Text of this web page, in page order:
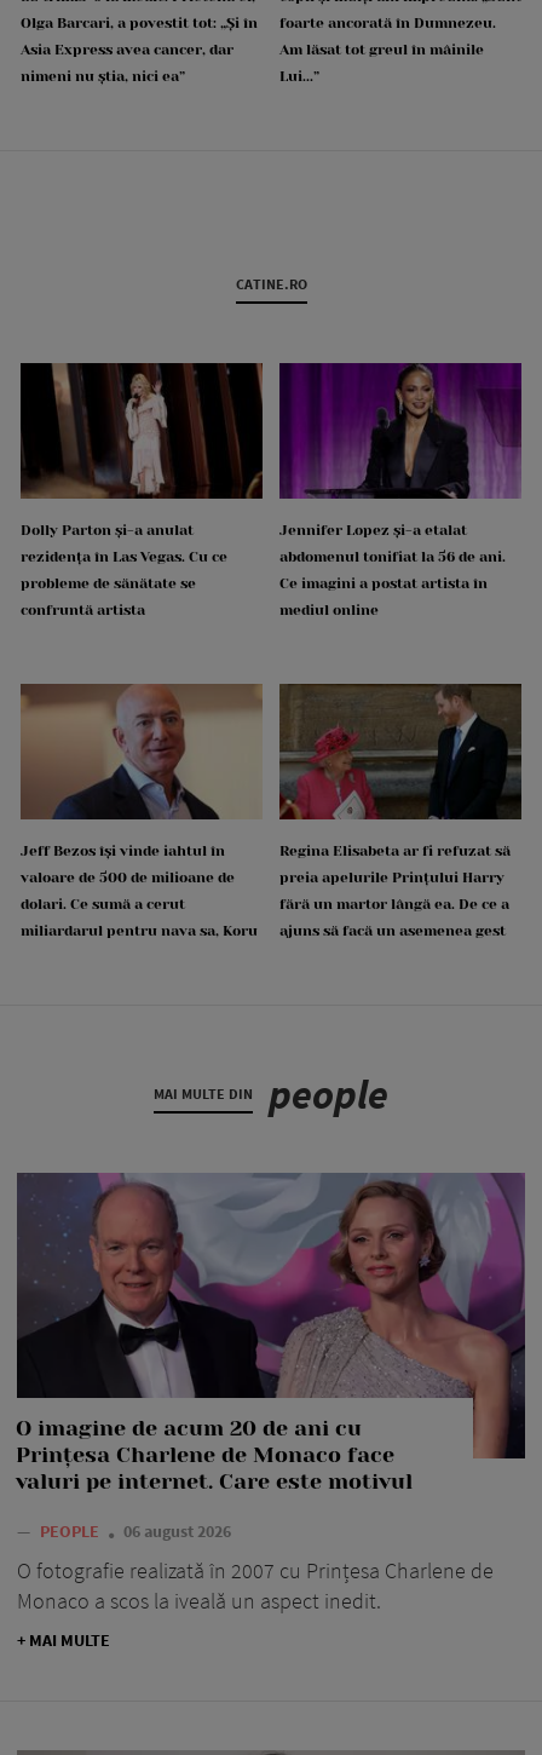
Olga Barcari, a povestit tot: „Și în
Asia Express avea cancer, dar
nimeni nu știa, nici ea”
foarte ancorată în Dumnezeu.
Am lăsat tot greul în mâinile
Lui...”
CATINE.RO
Dolly Parton și-a anulat
rezidența în Las Vegas. Cu ce
probleme de sănătate se
confruntă artista
Jennifer Lopez și-a etalat
abdomenul tonifiat la 56 de ani.
Ce imagini a postat artista în
mediul online
Jeff Bezos își vinde iahtul în
valoare de 500 de milioane de
dolari. Ce sumă a cerut
miliardarul pentru nava sa, Koru
Regina Elisabeta ar fi refuzat să
preia apelurile Prințului Harry
fără un martor lângă ea. De ce a
ajuns să facă un asemenea gest
MAI MULTE DIN people
O imagine de acum 20 de ani cu
Prințesa Charlene de Monaco face
valuri pe internet. Care este motivul
— PEOPLE 06 august 2026
O fotografie realizată în 2007 cu Prințesa Charlene de
Monaco a scos la iveală un aspect inedit.
+ MAI MULTE